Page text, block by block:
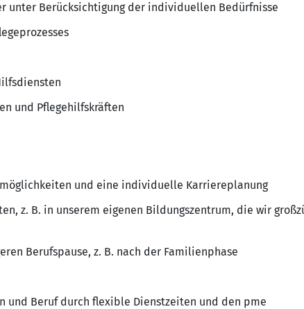
unter Berücksichtigung der individuellen Bedürfnisse
und Pflegehilfskräften
und eine individuelle Karriereplanung
z. B. in unserem eigenen Bildungszentrum, die wir
Berufspause, z. B. nach der Familienphase
Beruf durch flexible Dienstzeiten und den pme